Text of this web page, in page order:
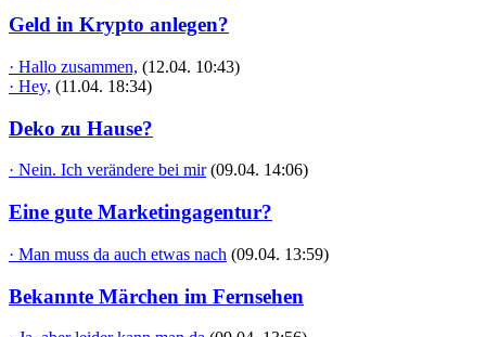
Geld in Krypto anlegen?
· Hallo zusammen, (12.04. 10:43)
· Hey, (11.04. 18:34)
Deko zu Hause?
· Nein. Ich verändere bei mir (09.04. 14:06)
Eine gute Marketingagentur?
· Man muss da auch etwas nach (09.04. 13:59)
Bekannte Märchen im Fernsehen